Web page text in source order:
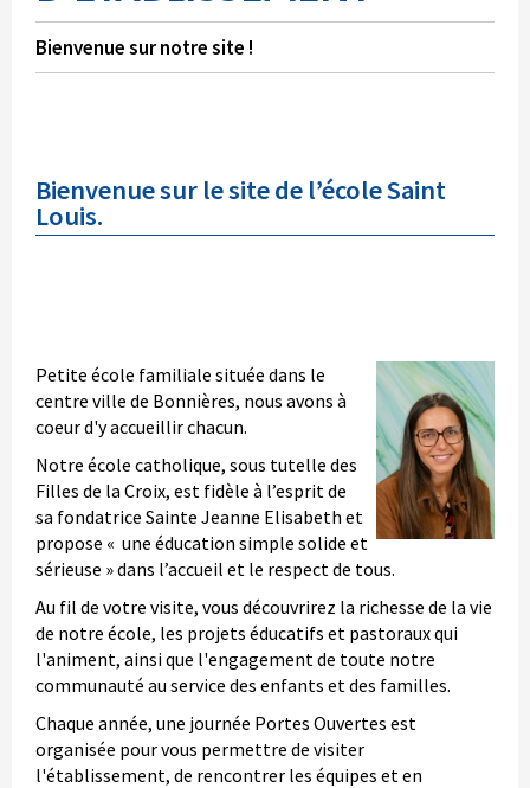
Bienvenue sur notre site !
Bienvenue sur le site de l’école Saint
Louis.
Petite école familiale située dans le
centre ville de Bonnières, nous avons à
coeur d'y accueillir chacun.
Notre école catholique, sous tutelle des
Filles de la Croix, est fidèle à l’esprit de
sa fondatrice Sainte Jeanne Elisabeth et
propose « une éducation simple solide et
sérieuse » dans l’accueil et le respect de tous.
Au fil de votre visite, vous découvrirez la richesse de la vie
de notre école, les projets éducatifs et pastoraux qui
l'animent, ainsi que l'engagement de toute notre
communauté au service des enfants et des familles.
Chaque année, une journée Portes Ouvertes est
organisée pour vous permettre de visiter
l'établissement, de rencontrer les équipes et en